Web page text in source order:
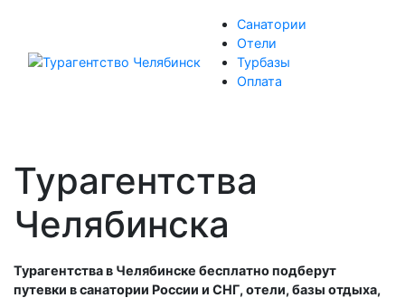
Санатории
Отели
Турбазы
Оплата
Турагентства
Челябинска
Турагентства в Челябинске бесплатно подберут
путевки в санатории России и СНГ, отели, базы отдыха,